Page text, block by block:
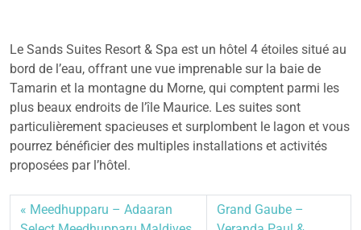
Le Sands Suites Resort & Spa est un hôtel 4 étoiles situé au
bord de l’eau, offrant une vue imprenable sur la baie de
Tamarin et la montagne du Morne, qui comptent parmi les
plus beaux endroits de l’île Maurice. Les suites sont
particulièrement spacieuses et surplombent le lagon et vous
pourrez bénéficier des multiples installations et activités
proposées par l’hôtel.
Meedhupparu – Adaaran
Grand Gaube –